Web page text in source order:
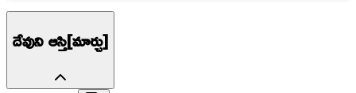
దేవుని ఆస్తి[మార్చు]